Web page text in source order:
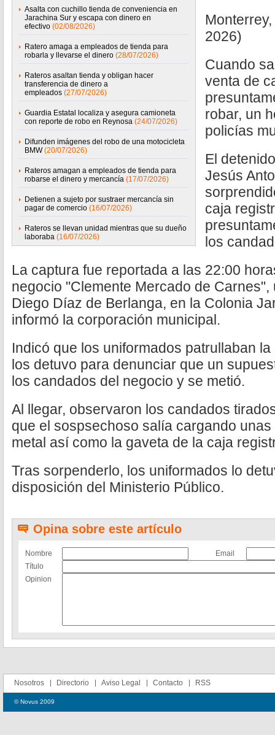
Asalta con cuchillo tienda de conveniencia en
Jarachina Sur y escapa con dinero en
efectivo (02/08/2026)
Ratero amaga a empleados de tienda para
robarla y llevarse el dinero (28/07/2026)
Rateros asaltan tienda y obligan hacer
transferencia de dinero a
empleados (27/07/2026)
Guardia Estatal localiza y asegura camioneta
con reporte de robo en Reynosa (24/07/2026)
Difunden imágenes del robo de una motocicleta
BMW (20/07/2026)
Rateros amagan a empleados de tienda para
robarse el dinero y mercancía (17/07/2026)
Detienen a sujeto por sustraer mercancía sin
pagar de comercio (16/07/2026)
Rateros se llevan unidad mientras que su dueño
laboraba (16/07/2026)
2026)
Cuando
venta de
robar, un
policías
El
Jesús
caja
los
La captura fue reportada a las 22:00
negocio "Clemente Mercado de
Diego Díaz de Berlanga, en la Colonia
informó la corporación municipal.
Indicó que los uniformados patrullaban
los detuvo para denunciar que un
los candados del negocio y se metió.
Al llegar, observaron los candados
que el sospsechoso salía cargando
metal así como la gaveta de la caja
Tras sorpenderlo, los uniformados lo
disposición del Ministerio Público.
Opina sobre este artículo
Nombre
Email
Título
Opinion
Nosotros Directorio Aviso Legal Contacto RSS
© Novus 2009